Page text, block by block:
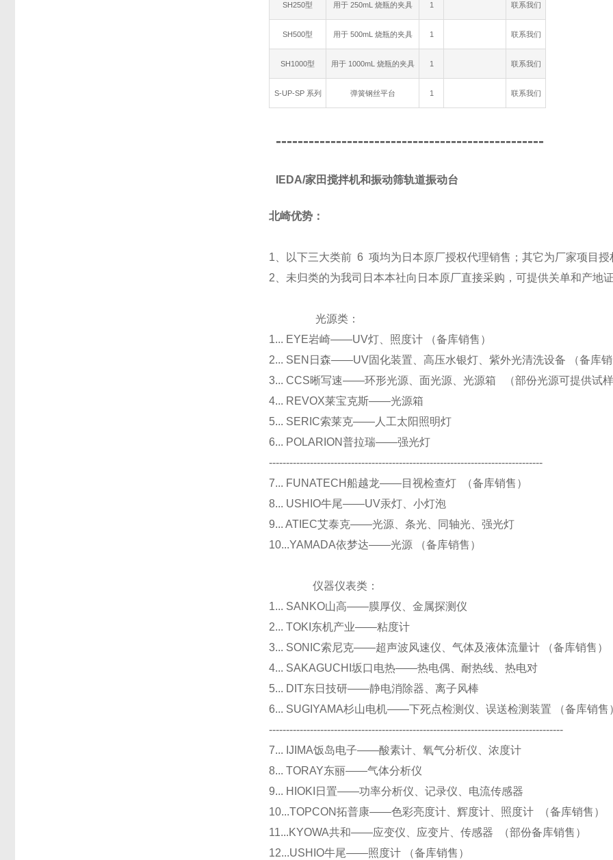
SH250型 用于 250mL 烧瓶的夹具 1 联系我们
SH500型 用于 500mL 烧瓶的夹具 1 联系我们
SH1000型 用于 1000mL 烧瓶的夹具 1 联系我们
S-UP-SP 系列 弹簧钢丝平台 1 联系我们
-------------------------------------------------
IEDA/家田搅拌机和振动筛轨道振动台
北崎优势：
1、以下三大类前 6 项均为日本原厂授权代理销售；其它为厂家项目授
2、未归类的为我司日本本社向日本原厂直接采购，可提供关单和产地
光源类：
1... EYE岩崎——UV灯、照度计 （备库销售）
2... SEN日森——UV固化装置、高压水银灯、紫外光清洗设备 （备库
3... CCS晰写速——环形光源、面光源、光源箱 （部份光源可提供试
4... REVOX莱宝克斯——光源箱
5... SERIC索莱克——人工太阳照明灯
6... POLARION普拉瑞——强光灯
--------------------------------------------------------------------------------
7... FUNATECH船越龙——目视检查灯 （备库销售）
8... USHIO牛尾——UV汞灯、小灯泡
9... ATIEC艾泰克——光源、条光、同轴光、强光灯
10...YAMADA依梦达——光源 （备库销售）
仪器仪表类：
1... SANKO山高——膜厚仪、金属探测仪
2... TOKI东机产业——粘度计
3... SONIC索尼克——超声波风速仪、气体及液体流量计 （备库销售）
4... SAKAGUCHI坂口电热——热电偶、耐热线、热电对
5... DIT东日技研——静电消除器、离子风棒
6... SUGIYAMA杉山电机——下死点检测仪、误送检测装置 （备库销售
--------------------------------------------------------------------------------------
7... IJIMA饭岛电子——酸素计、氧气分析仪、浓度计
8... TORAY东丽——气体分析仪
9... HIOKI日置——功率分析仪、记录仪、电流传感器
10...TOPCON拓普康——色彩亮度计、辉度计、照度计 （备库销售）
11...KYOWA共和——应变仪、应变片、传感器 （部份备库销售）
12...USHIO牛尾——照度计 （备库销售）